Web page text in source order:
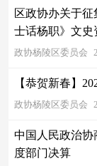
区政协办关于
士话杨职》文
政协杨陵区委员会
【恭贺新春】
政协杨陵区委员会
中国人民政治协
度部门决算